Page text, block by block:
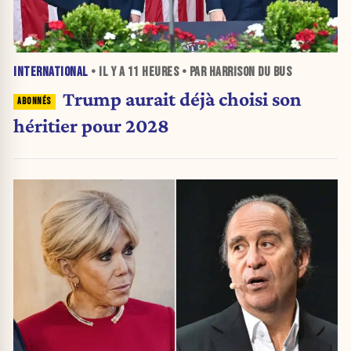
INTERNATIONAL • IL Y A 11 HEURES• PAR HARRISON DU BUS
Trump aurait déjà choisi son
héritier pour 2028